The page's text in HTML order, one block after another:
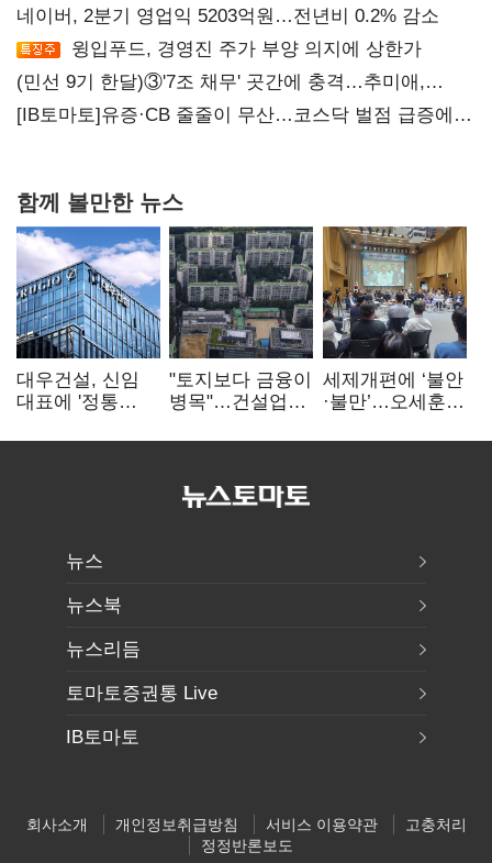
네이버, 2분기 영업익 5203억원…전년비 0.2% 감소
윙입푸드, 경영진 주가 부양 의지에 상한가
(민선 9기 한달)③'7조 채무' 곳간에 충격…추미애,
20년만에 '비상재정' 선언 승부수
[IB토마토]유증·CB 줄줄이 무산…코스닥 벌점 급증에
함께 볼만한 뉴스
대우건설, 신임
대표에 '정통
부사장 내정
"토지보다 금융이
병목"…건설업계,
해소 목소리
세제개편에 ‘불안
·불만’…오세훈
더 힘들어질 것"
뉴스
뉴스북
뉴스리듬
토마토증권통 Live
IB토마토
회사소개 개인정보취급방침 서비스 이용약관
고충처리
정정반론보도